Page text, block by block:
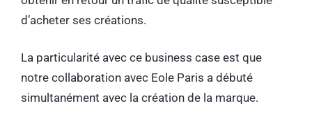
d’acheter ses créations.
La particularité avec ce business case est que
notre collaboration avec Eole Paris a débuté
simultanément avec la création de la marque.